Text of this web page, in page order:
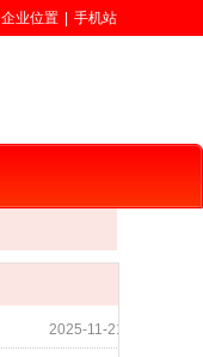
企业位置 手机站
2025-11-21